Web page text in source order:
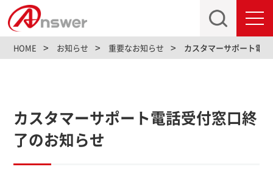
HOME お知らせ 重要なお知らせ カスタマーサポート電
カスタマーサポート電話受付窓口終
了のお知らせ